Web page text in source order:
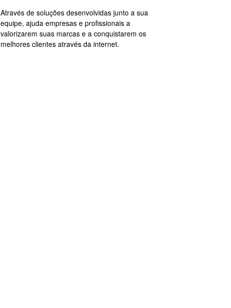
Através de soluções desenvolvidas junto a sua
equipe, ajuda empresas e profissionais a
valorizarem suas marcas e a conquistarem os
melhores clientes através da internet.